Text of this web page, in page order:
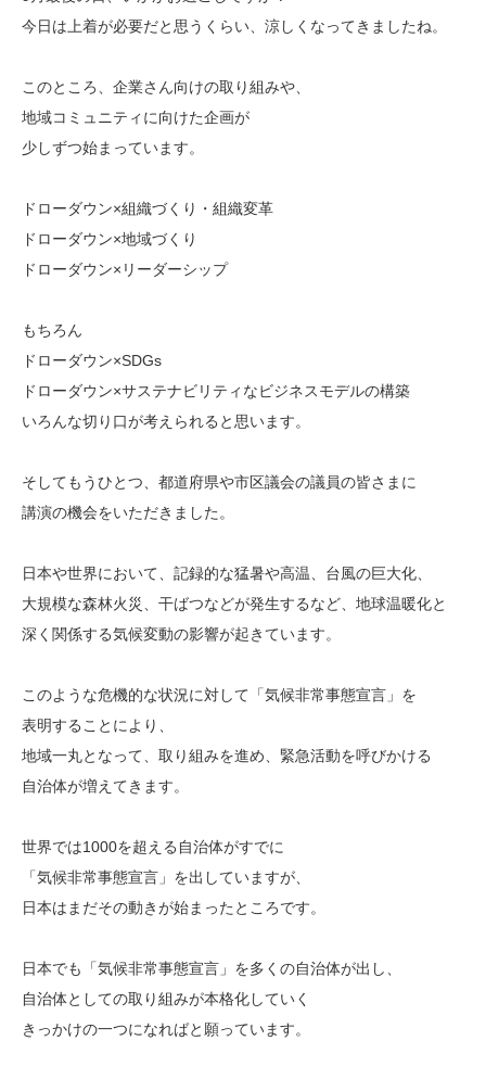
今日は上着が必要だと思うくらい、涼しくなってきましたね。
このところ、企業さん向けの取り組みや、
地域コミュニティに向けた企画が
少しずつ始まっています。
ドローダウン×組織づくり・組織変革
ドローダウン×地域づくり
ドローダウン×リーダーシップ
もちろん
ドローダウン×SDGs
ドローダウン×サステナビリティなビジネスモデルの構築
いろんな切り口が考えられると思います。
そしてもうひとつ、都道府県や市区議会の議員の皆さまに
講演の機会をいただきました。
日本や世界において、記録的な猛暑や高温、台風の巨大化、
大規模な森林火災、干ばつなどが発生するなど、地球温暖化と
深く関係する気候変動の影響が起きています。
このような危機的な状況に対して「気候非常事態宣言」を
表明することにより、
地域一丸となって、取り組みを進め、緊急活動を呼びかける
自治体が増えてきます。
世界では1000を超える自治体がすでに
「気候非常事態宣言」を出していますが、
日本はまだその動きが始まったところです。
日本でも「気候非常事態宣言」を多くの自治体が出し、
自治体としての取り組みが本格化していく
きっかけの一つになればと願っています。